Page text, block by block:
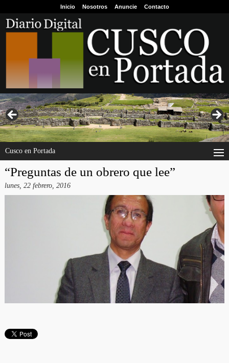
Inicio Nosotros Anuncie Contacto
Cusco en Portada
“Preguntas de un obrero que lee”
lunes, 22 febrero, 2016